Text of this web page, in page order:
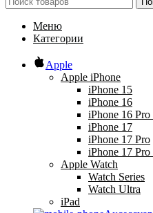
Меню
Категории
Apple
Apple iPhone
iPhone 15
iPhone 16
iPhone 16
iPhone 17
iPhone 17 Pro
iPhone 17
Apple Watch
Watch Series
Watch Ultra
iPad